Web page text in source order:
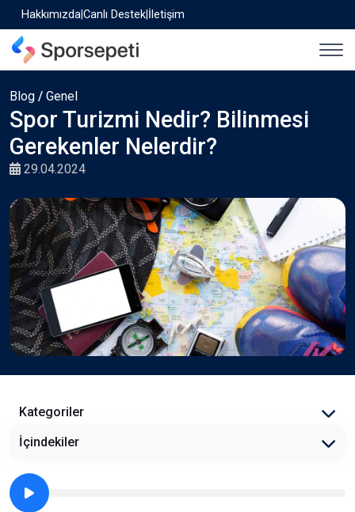
HakkımızdaCanlı Destek İletişim
Blog / Genel
Spor Turizmi Nedir? Bilinmesi
Gerekenler Nelerdir?
29.04.2024
İçindekiler
Kategoriler